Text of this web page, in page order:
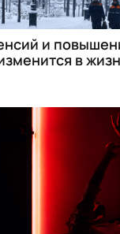
и
в